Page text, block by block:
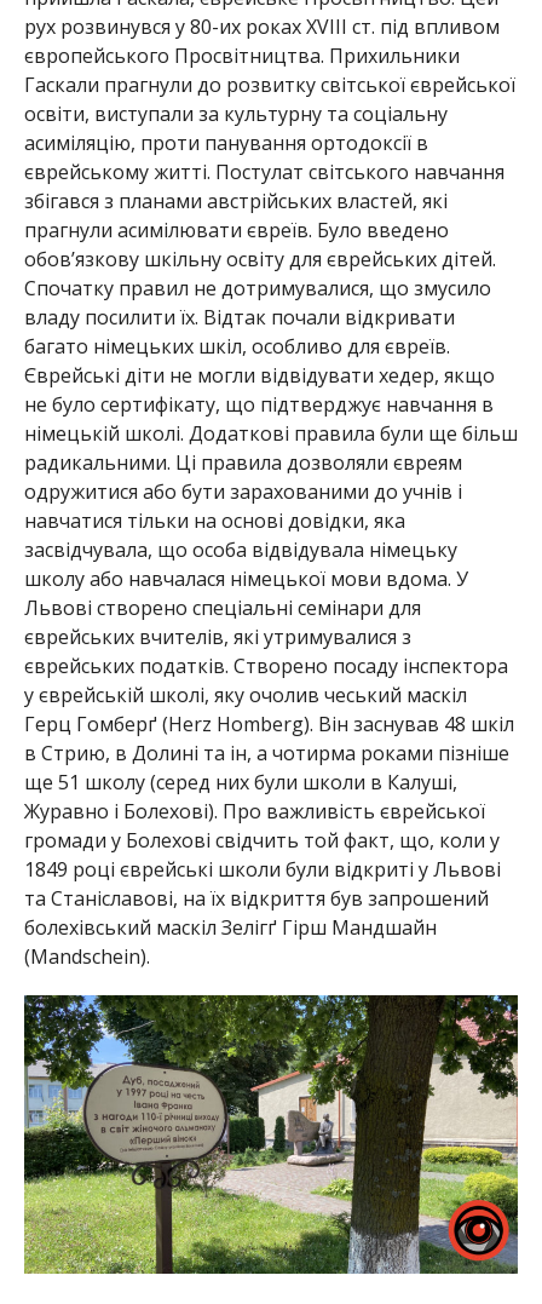
рух розвинувся у 80-их роках XVIII ст. під впливом
європейського Просвітництва. Прихильники
Гаскали прагнули до розвитку світської єврейської
освіти, виступали за культурну та соціальну
асиміляцію, проти панування ортодоксії в
єврейському житті. Постулат світського навчання
збігався з планами австрійських властей, які
прагнули асимілювати євреїв. Було введено
обов’язкову шкільну освіту для єврейських дітей.
Спочатку правил не дотримувалися, що змусило
владу посилити їх. Відтак почали відкривати
багато німецьких шкіл, особливо для євреїв.
Єврейські діти не могли відвідувати хедер, якщо
не було сертифікату, що підтверджує навчання в
німецькій школі. Додаткові правила були ще більш
радикальними. Ці правила дозволяли євреям
одружитися або бути зарахованими до учнів і
навчатися тільки на основі довідки, яка
засвідчувала, що особа відвідувала німецьку
школу або навчалася німецької мови вдома. У
Львові створено спеціальні семінари для
єврейських вчителів, які утримувалися з
єврейських податків. Створено посаду інспектора
у єврейській школі, яку очолив чеський маскіл
Герц Гомберґ (Herz Homberg). Він заснував 48 шкіл
в Стрию, в Долині та ін, а чотирма роками пізніше
ще 51 школу (серед них були школи в Калуші,
Журавно і Болехові). Про важливість єврейської
громади у Болехові свідчить той факт, що, коли у
1849 році єврейські школи були відкриті у Львові
та Станіславові, на їх відкриття був запрошений
болехівський маскіл Зелігґ Гірш Мандшайн
(Mandschein).